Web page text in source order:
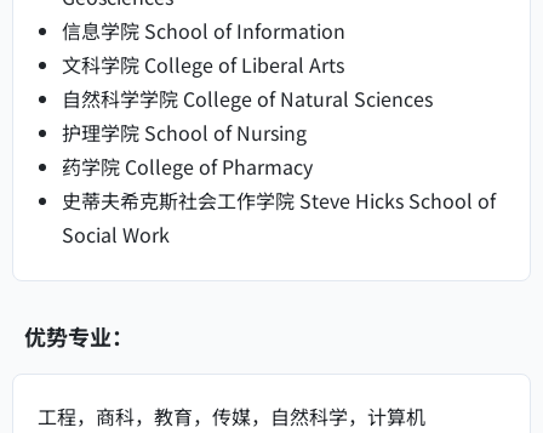
信息学院 School of Information
文科学院 College of Liberal Arts
自然科学学院 College of Natural Sciences
护理学院 School of Nursing
药学院 College of Pharmacy
史蒂夫希克斯社会工作学院 Steve Hicks School of
Social Work
优势专业：
工程，商科，教育，传媒，自然科学，计算机